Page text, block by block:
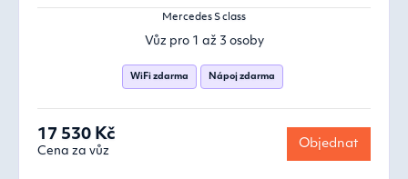
Mercedes S class
Vůz pro 1 až 3 osoby
WiFi zdarma Nápoj zdarma
17 530 Kč
Cena za vůz
Objednat